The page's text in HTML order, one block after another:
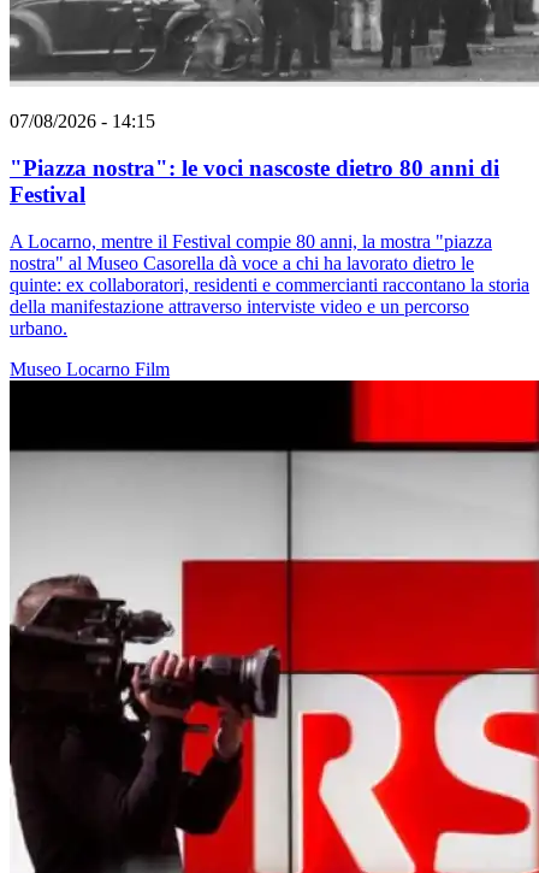
07/08/2026 - 14:15
"Piazza nostra": le voci nascoste dietro 80 anni di
Festival
A Locarno, mentre il Festival compie 80 anni, la mostra "piazza
nostra" al Museo Casorella dà voce a chi ha lavorato dietro le
quinte: ex collaboratori, residenti e commercianti raccontano la storia
della manifestazione attraverso interviste video e un percorso
urbano.
Museo Locarno Film